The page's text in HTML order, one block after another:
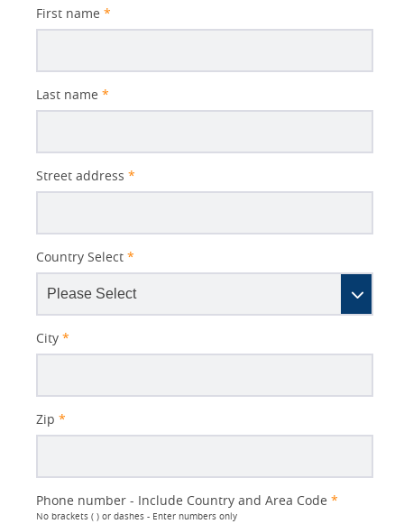
First name *
Last name *
Street address *
Country Select *
City *
Zip *
Phone number - Include Country and Area Code *
No brackets ( ) or dashes - Enter numbers only